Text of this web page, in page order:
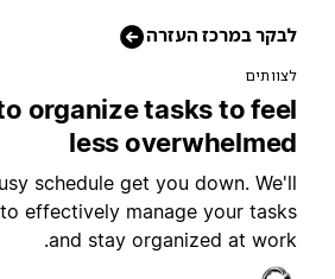
במרכז העזרה
to organize tasks to
less
a busy schedule get you down.
to effectively manage your
and stay organized at